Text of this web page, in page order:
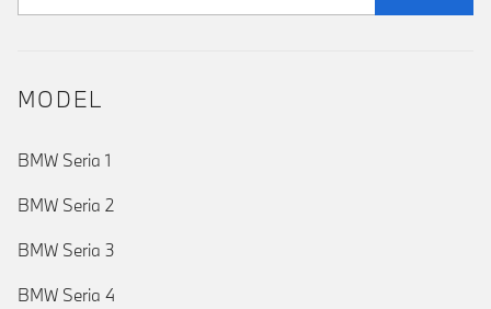
MODEL
BMW Seria 1
BMW Seria 2
BMW Seria 3
BMW Seria 4